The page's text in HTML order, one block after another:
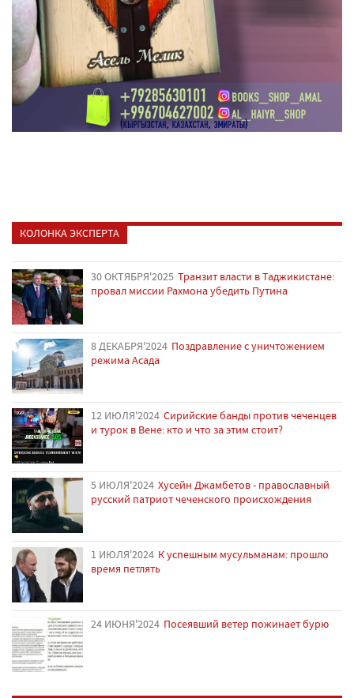
КОЛОНКА ЭКСПЕРТА
30 ОКТЯБРЯ'2025 Транзит власти в Таджикистане:
провал миссии Рахмона убедить Путина
8 ДЕКАБРЯ'2024 Поздравление с уничтожением
режима Асада
12 ИЮЛЯ'2024 Сирийские банды против чеченцев
и турок в Вене: кто и что за этим стоит?
5 ИЮЛЯ'2024 Хусейн Джамбетов - православный
русский патриот чеченского происхождения
1 ИЮЛЯ'2024 К успешным мусульманам: прошло
время петлять
24 ИЮНЯ'2024 Посеявший ветер пожинает бурю